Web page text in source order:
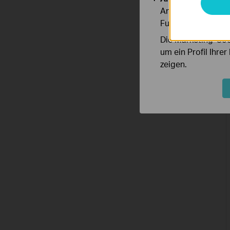
Analyse-Cookies
Funktionsweise
Die Marketing-
um ein Profil Ihrer
zeigen.